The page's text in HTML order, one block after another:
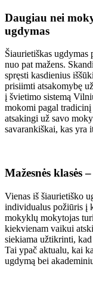
Daugiau nei
ugdymas
Šiaurietiškas ugdymas
nuo pat mažens.
spręsti kasdienius
prisiimti atsakomybę
į švietimo sistemą
mokomi pagal
atsakingi už savo
savarankiškai, kas yra
Mažesnės klasės
Vienas iš šiaurietiško
individualus požiūris į
mokyklų mokytojas
kiekvienam vaikui
siekiama užtikrinti,
Tai ypač aktualu, kai
ugdymą bei